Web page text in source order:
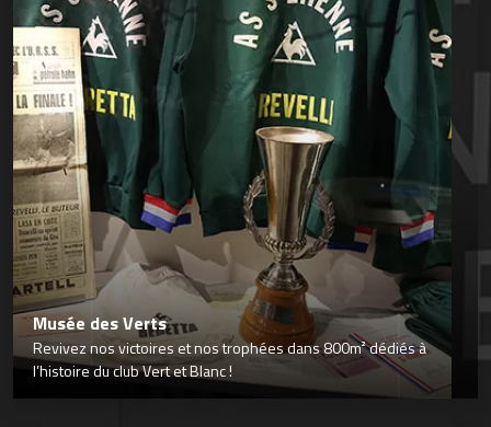
Musée des Verts
Revivez nos victoires et nos trophées dans 800m² dédiés à
l’histoire du club Vert et Blanc !